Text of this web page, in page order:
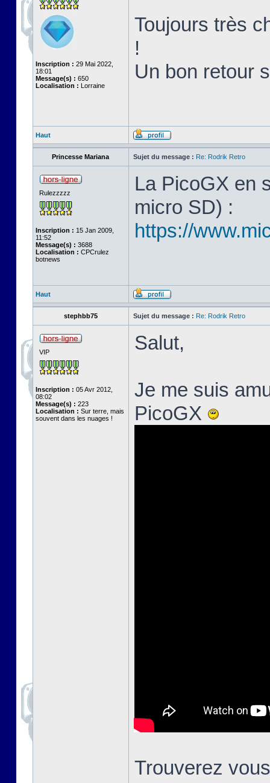
Inscription : 29 Mai 2022,
18:01
Message(s) : 650
Localisation : Lorraine
Toujours très
!
Un bon retour
Haut
Princesse Mariana Sujet du message : Re: Rodrik Retro
Rulezzzzz
Inscription : 15 Jan 2009,
11:52
Message(s) : 3688
Localisation : CPCrulez
botnews
La PicoGX en
micro SD) :
https://
Haut
stephbb75 Sujet du message : Re: Rodrik Retro
VIP
Inscription : 05 Avr 2012,
08:02
Message(s) : 223
Localisation : Sur terre, mais
souvent dans les nuages !
Salut,
Je me suis
PicoGX
Trouverez